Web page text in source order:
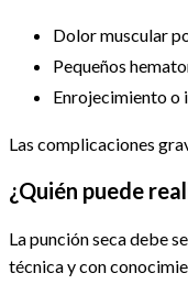
Dolor muscular
Pequeños
Enrojecimiento o
Las complicaciones
¿Quién puede
La punción seca debe
técnica y con